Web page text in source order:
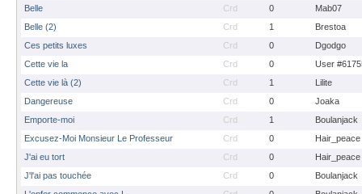
Belle
Crd 0
Mab07
Belle (2)
Crd 1
Brestoa
Ces petits luxes
Crd 0
Dgodgo
Cette vie la
Crd 0
User
Cette vie là (2)
Crd 1
Lilite
Dangereuse
Crd 0
Joaka
Emporte-moi
Crd 1
Boulanjack
Excusez-Moi Monsieur Le Professeur
Crd 0
Hair_peace
J'ai eu tort
Crd 0
Hair_peace
J'l'ai pas touchée
Crd 0
Boulanjack